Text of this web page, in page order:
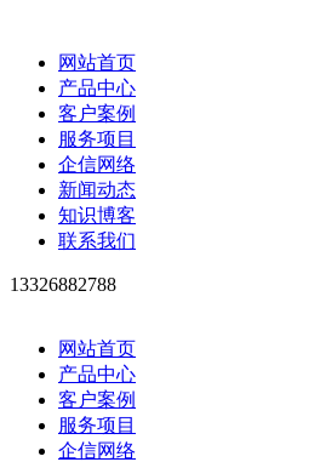
网站首页
产品中心
客户案例
服务项目
企信网络
新闻动态
知识博客
联系我们
13326882788
网站首页
产品中心
客户案例
服务项目
企信网络